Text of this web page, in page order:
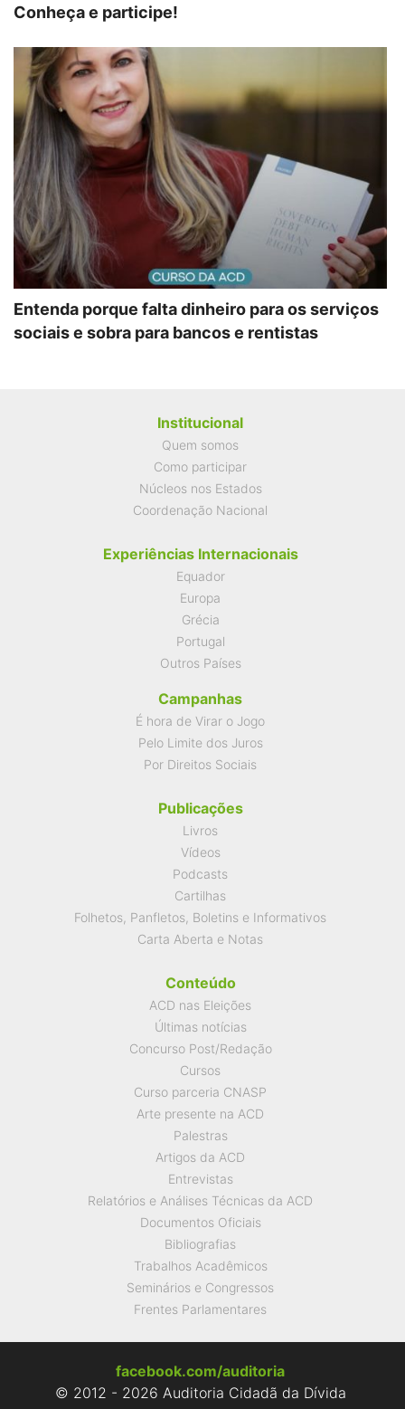
Conheça e participe!
Entenda porque falta dinheiro para os serviços
sociais e sobra para bancos e rentistas
Institucional
Quem somos
Como participar
Núcleos nos Estados
Coordenação Nacional
Experiências Internacionais
Equador
Europa
Grécia
Portugal
Outros Países
Campanhas
É hora de Virar o Jogo
Pelo Limite dos Juros
Por Direitos Sociais
Publicações
Livros
Vídeos
Podcasts
Cartilhas
Folhetos, Panfletos, Boletins e Informativos
Carta Aberta e Notas
Conteúdo
ACD nas Eleições
Últimas notícias
Concurso Post/Redação
Cursos
Curso parceria CNASP
Arte presente na ACD
Palestras
Artigos da ACD
Entrevistas
Relatórios e Análises Técnicas da ACD
Documentos Oficiais
Bibliografias
Trabalhos Acadêmicos
Seminários e Congressos
Frentes Parlamentares
facebook.com/auditoria
© 2012 - 2026 Auditoria Cidadã da Dívida